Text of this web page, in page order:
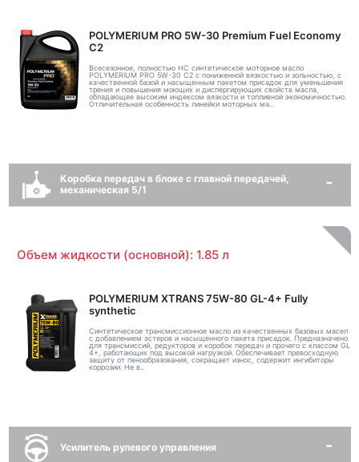
POLYMERIUM PRO 5W-30 Premium Fuel Economy
С2
Всесезонное, полностью HC синтетическое моторное масло
POLYMERIUM PRO 5W-30 C2 с пониженной вязкостью и зольностью, с
качественной базой и насыщенным пакетом присадок для уменьшения
трения и повышения моющих и диспергирующих свойств масла,
обладающее высоким индексом вязкости и топливной экономичностью.
Отличительная особенность линейки моторных ма..
Коробка передач в блоке с главной передачей,
механическая 5/1
Объем жидкости (основной): 1.85 л
POLYMERIUM XTRANS 75W-80 GL-4+ Fully
synthetic
Синтетическое трансмиссионное масло из качественных базовых масел
с добавлением эстеров и насыщенного пакета присадок. Предназначено
для трансмиссий, редукторов и коробок передач и прочего с классом GL
4+, работающих под высокой нагрузкой. Обеспечивает превосходную
защиту от пенообразования, сокращает износ, содержит ингибиторы
коррозии. Не в..
Усилитель рулевого управления